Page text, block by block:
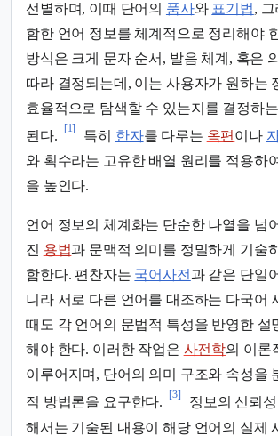
선별하며, 이때 단어의 품사와 표기법, 그
함한 언어 정보를 체계적으로 정리해야
방식은 크게 문자 순서, 발음 체계, 혹은
따라 결정되는데, 이는 사용자가 원하는
효율적으로 탐색할 수 있는지를 결정하
된다.
[1]
특히 한자를 다루는 옥편 이나
와 획수라는 고유한 배열 원리를 적용하
을 높인다.
언어 정보의 체계화는 단순한 나열을 넘
진 용법과 문맥적 의미를 정밀하게 기술
함한다. 편찬자는 국어사전 과 같은 단일
니라 서로 다른 언어를 대조하는 다국어
때도 각 언어의 문법적 특성을 반영한 설
해야 한다. 이러한 작업은 사전학의 이론
이루어지며, 단어의 의미 구조와 속성을
적 방법론을 요구한다.
[3]
정보의 신뢰
해서는 기술된 내용이 해당 언어의 실제